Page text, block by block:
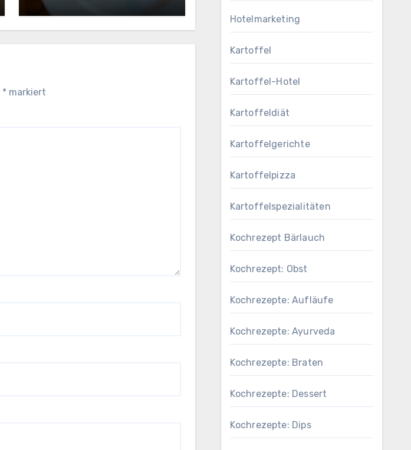
* markiert
Hotelmarketing
Kartoffel
Kartoffel-Hotel
Kartoffeldiät
Kartoffelgerichte
Kartoffelpizza
Kartoffelspezialitäten
Kochrezept Bärlauch
Kochrezept: Obst
Kochrezepte: Aufläufe
Kochrezepte: Ayurveda
Kochrezepte: Braten
Kochrezepte: Dessert
Kochrezepte: Dips